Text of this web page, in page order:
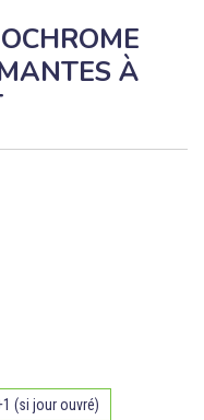
À
(si jour ouvré)